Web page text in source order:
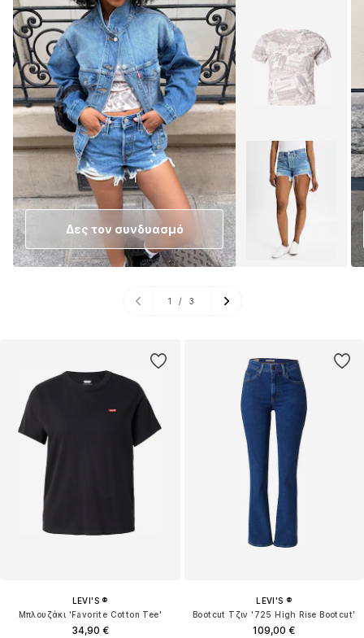
LEVI'S ®
Μπλουζάκι 'Favorite Cotton Tee'
34,90 €
LEVI'S ®
Bootcut Τζιν '725 High Rise Bootcut'
109,00 €
Δες τον συνδυασμό
1 / 3